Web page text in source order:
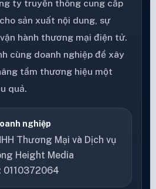
ty truyền thông cung cấp
sản xuất nội dung, sự
hành thương mại điện tử.
cùng doanh nghiệp để xây
tầm thương hiệu một
quả.
nghiệp
Thương Mại và Dịch vụ
Height Media
0110372064